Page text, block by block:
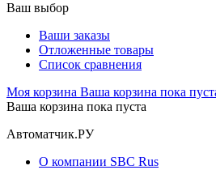
Ваш выбор
Ваши заказы
Отложенные товары
Список сравнения
Моя корзина Ваша корзина пока
Ваша корзина пока пуста
Автоматчик.РУ
О компании SBC Rus